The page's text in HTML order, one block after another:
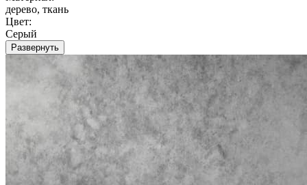
дерево, ткань
Цвет:
Серый
Развернуть